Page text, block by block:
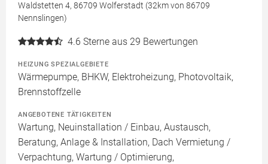
Waldstetten 4, 86709 Wolferstadt (32km von 86709
Nennslingen)
4.6 Sterne aus 29 Bewertungen
HEIZUNG SPEZIALGEBIETE
Wärmepumpe, BHKW, Elektroheizung, Photovoltaik,
Brennstoffzelle
ANGEBOTENE TÄTIGKEITEN
Wartung, Neuinstallation / Einbau, Austausch,
Beratung, Anlage & Installation, Dach Vermietung /
Verpachtung, Wartung / Optimierung,